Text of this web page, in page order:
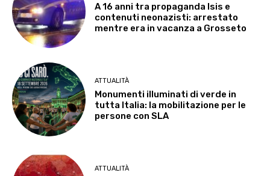
A 16 anni tra propaganda Isis e
contenuti neonazisti: arrestato
mentre era in vacanza a Grosseto
ATTUALITÀ
Monumenti illuminati di verde in
tutta Italia: la mobilitazione per le
persone con SLA
ATTUALITÀ